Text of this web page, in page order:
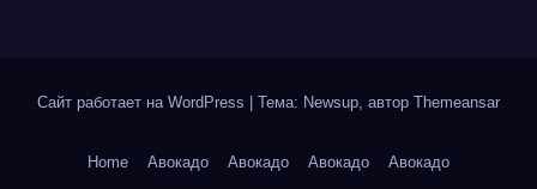
Сайт работает на WordPress Тема: Newsup, автор Themeansar
Home Авокадо Авокадо Авокадо Авокадо